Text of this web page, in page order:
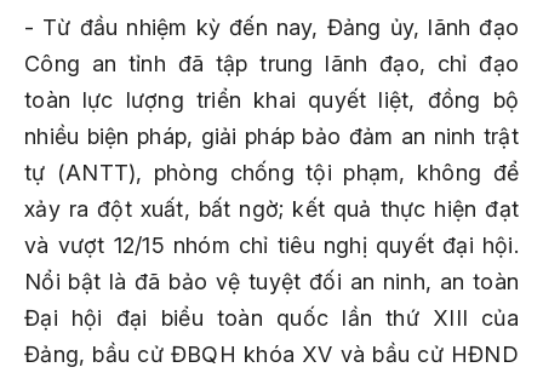
- Từ đầu nhiệm kỳ đến nay, Đảng ủy, lãnh đạo
Công an tỉnh đã tập trung lãnh đạo, chỉ đạo
toàn lực lượng triển khai quyết liệt, đồng bộ
nhiều biện pháp, giải pháp bảo đảm an ninh trật
tự (ANTT), phòng chống tội phạm, không để
xảy ra đột xuất, bất ngờ; kết quả thực hiện đạt
và vượt 12/15 nhóm chỉ tiêu nghị quyết đại hội.
Nổi bật là đã bảo vệ tuyệt đối an ninh, an toàn
Đại hội đại biểu toàn quốc lần thứ XIII của
Đảng, bầu cử ĐBQH khóa XV và bầu cử HĐND